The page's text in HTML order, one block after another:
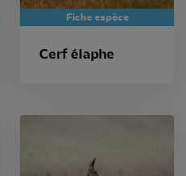
Fiche espèce
Cerf élaphe